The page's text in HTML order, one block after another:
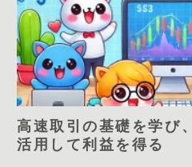
高速取引の基礎を学び
活用して利益を得る